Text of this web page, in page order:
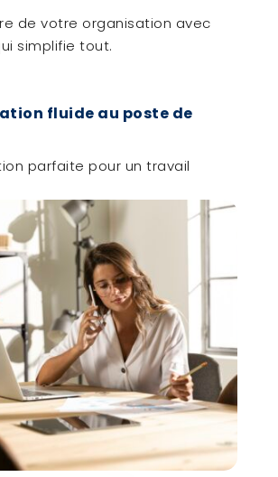
de votre organisation avec
simplifie tout.
fluide au poste de
parfaite pour un travail